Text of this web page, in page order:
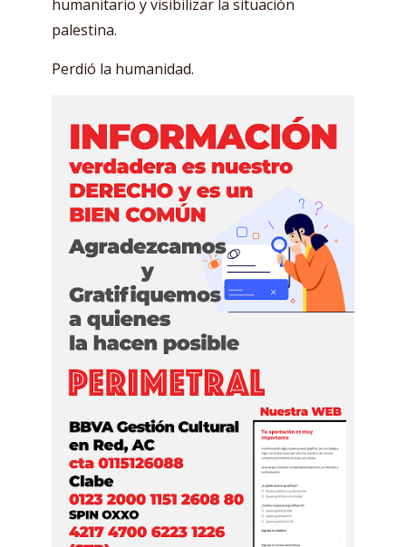
humanitario y visibilizar la situación
palestina.
Perdió la humanidad.